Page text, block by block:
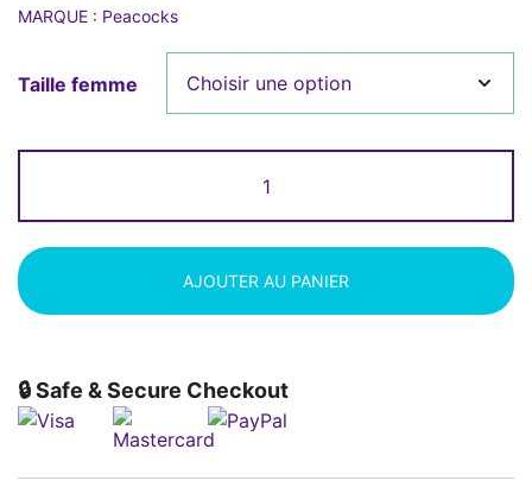
MARQUE : Peacocks
Taille femme
de
Robe
panthère
Peacocks
AJOUTER AU PANIER
🔒 Safe & Secure Checkout